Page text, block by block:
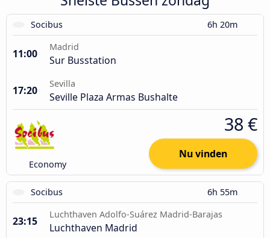
Socibus 6h 20m
11:00
Madrid
Sur Busstation
17:20
Sevilla
Seville Plaza Armas Bushalte
Economy
38 €
Nu vinden
Socibus 6h 55m
23:15
Luchthaven Adolfo-Suárez Madrid-Barajas
Luchthaven Madrid